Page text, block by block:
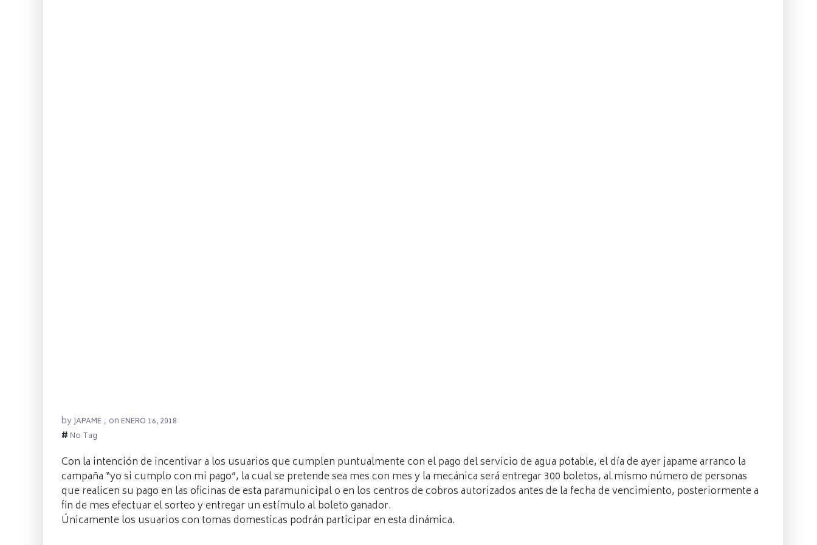
byJAPAME , onENERO 16, 2018
# No Tag
Con la intención de incentivar a los usuarios que cumplen puntualmente con el pago del servicio de agua potable, el día de ayer japame arranco la
campaña “yo si cumplo con mi pago”, la cual se pretende sea mes con mes y la mecánica será entregar 300 boletos, al mismo número de personas
que realicen su pago en las oficinas de esta paramunicipal o en los centros de cobros autorizados antes de la fecha de vencimiento, posteriormente a
fin de mes efectuar el sorteo y entregar un estímulo al boleto ganador.
Únicamente los usuarios con tomas domesticas podrán participar en esta dinámica.